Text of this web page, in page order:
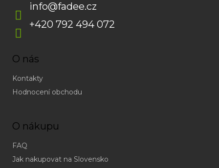
info@fadee.cz
+420 792 494 072
O nás
Kontakty
Hodnocení obchodu
O nákupu
FAQ
Jak nakupovat na Slovensko